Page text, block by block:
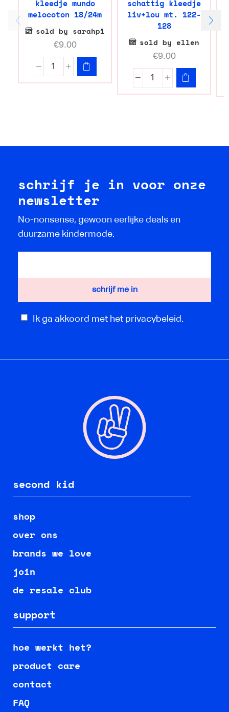
kleedje mundo
melocoton 18/24m
sold by sarahp1
€9.00
schattig kleedje
liv+lou mt. 122-
128
sold by ellen
€9.00
schrijf je in voor onze
newsletter
No-nonsense, gewoon eerlijke deals en
duurzame kindermode.
Ik ga akkoord met het privacybeleid.
second kid
shop
over ons
brands we love
join
de resale club
support
hoe werkt het?
product care
contact
FAQ